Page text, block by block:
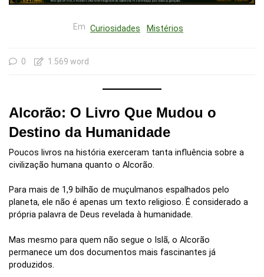
Em Curiosidades Mistérios
0 1.569 word
Alcorão: O Livro Que Mudou o
Destino da Humanidade
Poucos livros na história exerceram tanta influência sobre a
civilização humana quanto o Alcorão.
Para mais de 1,9 bilhão de muçulmanos espalhados pelo
planeta, ele não é apenas um texto religioso. É considerado a
própria palavra de Deus revelada à humanidade.
Mas mesmo para quem não segue o Islã, o Alcorão
permanece um dos documentos mais fascinantes já
produzidos.